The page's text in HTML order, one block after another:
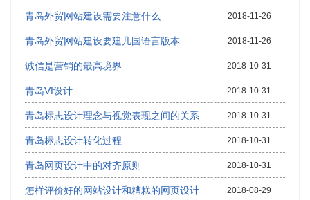
青岛外贸网站建设需要注意什么 2018-11-26
青岛外贸网站建设要建几国语言版本 2018-11-26
诚信是营销的最高境界 2018-10-31
青岛VI设计 2018-10-31
青岛标志设计理念与视觉表现之间的关系 2018-10-31
青岛标志设计转化过程 2018-10-31
青岛网页设计中的对齐原则 2018-10-31
怎样评价好的网站设计和糟糕的网页设计 2018-08-29